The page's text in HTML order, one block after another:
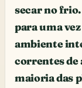
secar no frio.
para uma
ambiente
correntes de
maioria das